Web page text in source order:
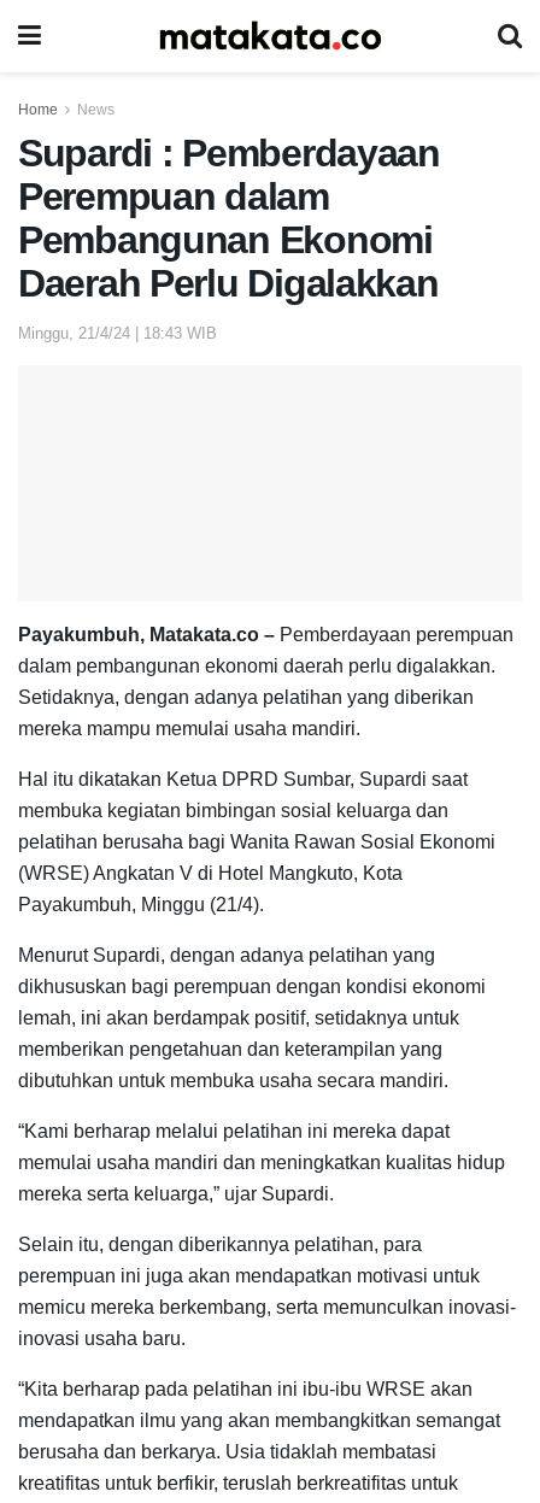
Home News
Supardi : Pemberdayaan
Perempuan dalam
Pembangunan Ekonomi
Daerah Perlu Digalakkan
Minggu, 21/4/24 | 18:43 WIB
Payakumbuh, Matakata.co – Pemberdayaan perempuan
dalam pembangunan ekonomi daerah perlu digalakkan.
Setidaknya, dengan adanya pelatihan yang diberikan
mereka mampu memulai usaha mandiri.
Hal itu dikatakan Ketua DPRD Sumbar, Supardi saat
membuka kegiatan bimbingan sosial keluarga dan
pelatihan berusaha bagi Wanita Rawan Sosial Ekonomi
(WRSE) Angkatan V di Hotel Mangkuto, Kota
Payakumbuh, Minggu (21/4).
Menurut Supardi, dengan adanya pelatihan yang
dikhususkan bagi perempuan dengan kondisi ekonomi
lemah, ini akan berdampak positif, setidaknya untuk
memberikan pengetahuan dan keterampilan yang
dibutuhkan untuk membuka usaha secara mandiri.
“Kami berharap melalui pelatihan ini mereka dapat
memulai usaha mandiri dan meningkatkan kualitas hidup
mereka serta keluarga,” ujar Supardi.
Selain itu, dengan diberikannya pelatihan, para
perempuan ini juga akan mendapatkan motivasi untuk
memicu mereka berkembang, serta memunculkan inovasi-
inovasi usaha baru.
“Kita berharap pada pelatihan ini ibu-ibu WRSE akan
mendapatkan ilmu yang akan membangkitkan semangat
berusaha dan berkarya. Usia tidaklah membatasi
kreatifitas untuk berfikir, teruslah berkreatifitas untuk